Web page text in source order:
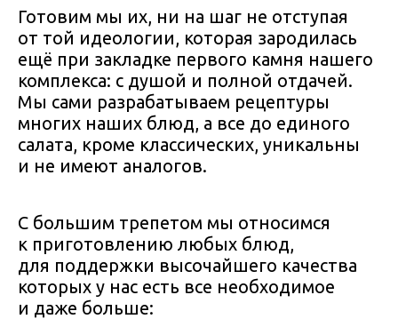
Готовим мы их, ни на шаг не отступая
от той идеологии, которая зародилась
ещё при закладке первого камня нашего
комплекса: с душой и полной отдачей.
Мы сами разрабатываем рецептуры
многих наших блюд, а все до единого
салата, кроме классических, уникальны
и не имеют аналогов.
С большим трепетом мы относимся
к приготовлению любых блюд,
для поддержки высочайшего качества
которых у нас есть все необходимое
и даже больше: